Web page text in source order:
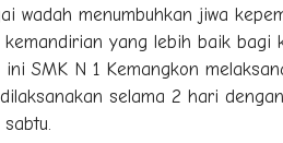
wadah menumbuhkan jiwa
yang lebih baik bagi
SMK N 1 Kemangkon
selama 2 hari